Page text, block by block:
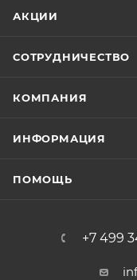
АКЦИИ
СОТРУДНИЧЕСТВО
КОМПАНИЯ
ИНФОРМАЦИЯ
ПОМОЩЬ
+7 499